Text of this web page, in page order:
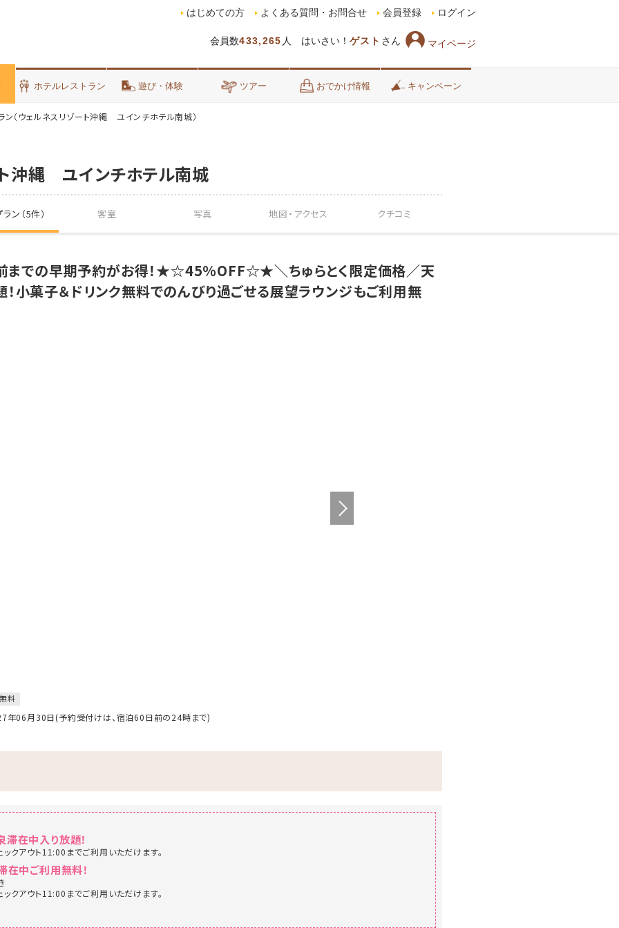
会員数433,265 人 はいさい！ ゲスト さん マイページ
はじめての方 よくある質問・お問合せ 会員登録 ログイン
ホテルレストラン 遊び・体験 ツアー おでかけ情報 キャンペーン
ン（ウェルネスリゾート沖縄 ユインチホテル南城）
沖縄 ユインチホテル南城
ン（5件） 客室 写真 地図・ アクセス クチコミ
前までの早期予約がお得！★☆45％OFF☆★＼ちゅらとく限定価格／天
小菓子＆ドリンク無料でのんびり過ごせる展望ラウンジもご利用無
料
年06月30日(予約受付けは、宿泊60日前の24時まで)
在中入り放題！
クアウト11:00までご利用いただけます。
在中ご利用無料！
クアウト11:00までご利用いただけます。